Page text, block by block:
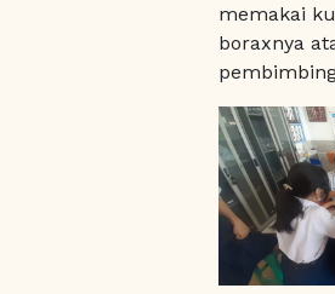
memakai
boraxnya